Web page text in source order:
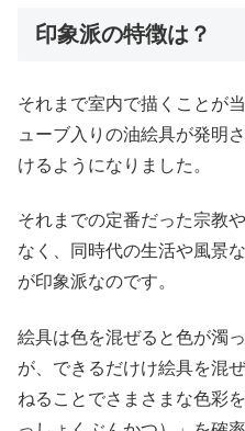
印象派の特徴は？
それまで室内で描くことが
ューブ入りの油絵具が発明
けるようになりました。
それまでの定番だった宗教
なく、同時代の生活や風景
が印象派なのです。
絵具は色を混ぜると色が濁
が、できるだけけ絵具を混
ねることでさまさまな色彩